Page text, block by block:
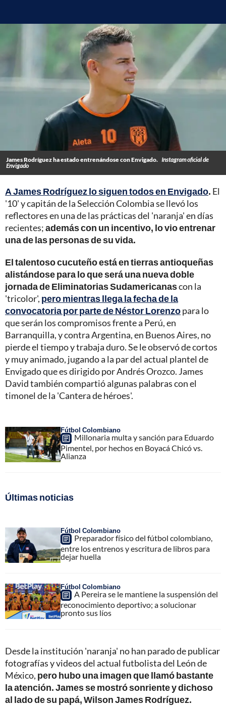
James Rodríguez ha estado entrenándose con Envigado. Instagram oficial de
Envigado
A James Rodríguez lo siguen todos en Envigado. El
'10' y capitán de la Selección Colombia se llevó los
reflectores en una de las prácticas del 'naranja' en días
recientes;además con un incentivo, lo vio entrenar
una de las personas de su vida.
El talentoso cucuteño está en tierras antioqueñas
alistándose para lo que será una nueva doble
jornada de Eliminatorias Sudamericanascon la
'tricolor', pero mientras llega la fecha de la
convocatoria por parte de Néstor Lorenzopara lo
que serán los compromisos frente a Perú, en
Barranquilla, y contra Argentina, en Buenos Aires, no
pierde el tiempo y trabaja duro. Se le observó de cortos
y muy animado, jugando a la par del actual plantel de
Envigado que es dirigido por Andrés Orozco. James
David también compartió algunas palabras con el
timonel de la 'Cantera de héroes'.
Fútbol Colombiano
Millonaria multa y sanción para Eduardo
Pimentel, por hechos en Boyacá Chicó vs.
Alianza
Últimas noticias
Fútbol Colombiano
Preparador físico del fútbol colombiano,
entre los entrenos y escritura de libros para
dejar huella
Fútbol Colombiano
A Pereira se le mantiene la suspensión del
reconocimiento deportivo; a solucionar
pronto sus líos
Desde la institución 'naranja' no han parado de publicar
fotografías y videos del actual futbolista del León de
México, pero hubo una imagen que llamó bastante
la atención. James se mostró sonriente y dichoso
al lado de su papá, Wilson James Rodríguez.